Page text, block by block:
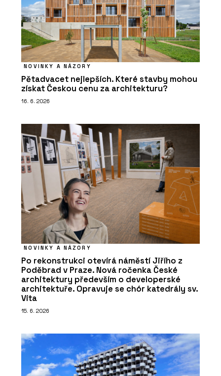
NOVINKY A NÁZORY
Pětadvacet nejlepších. Které stavby mohou
získat Českou cenu za architekturu?
16. 6. 2026
NOVINKY A NÁZORY
Po rekonstrukci otevírá náměstí Jiřího z
Poděbrad v Praze. Nová ročenka České
architektury především o developerské
architektuře. Opravuje se chór katedrály sv.
Víta
15. 6. 2026